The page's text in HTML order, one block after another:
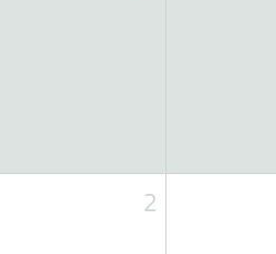
2